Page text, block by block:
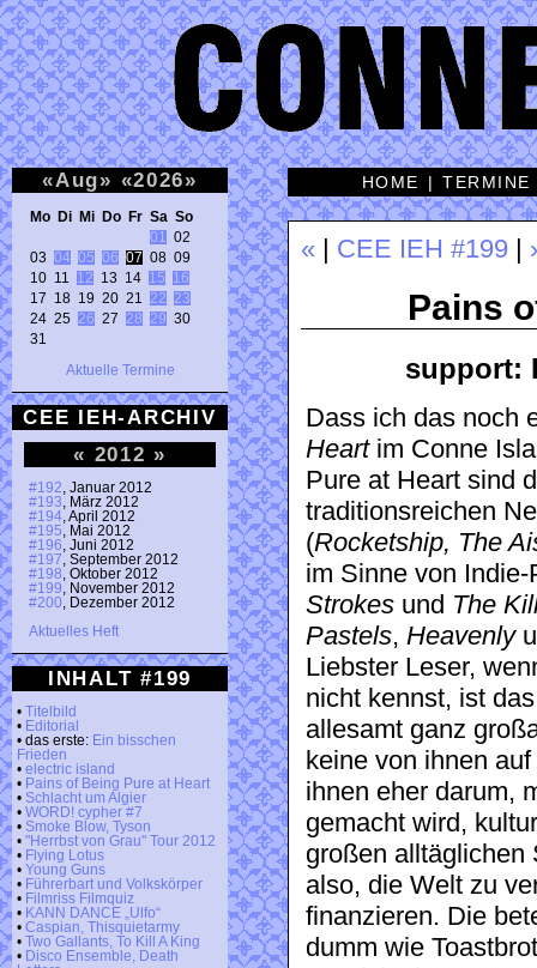
«Aug» «2026»
Mo Di Mi Do Fr Sa So
01
02
03 04 05 06 07 08 09
10 11 12 13 14 15
16
17 18 19 20 21 22
23
24 25 26 27 28 29 30
31
Aktuelle Termine
CEE IEH-ARCHIV
« 2012 »
#192 , Januar 2012
#193 , März 2012
#194 , April 2012
#195 , Mai 2012
#196 , Juni 2012
#197 , September 2012
#198 , Oktober 2012
#199 , November 2012
#200 , Dezember 2012
Aktuelles Heft
INHALT #199
• Titelbild
• Editorial
• das erste: Ein bisschen
Frieden
• electric island
• Pains of Being Pure at Heart
• Schlacht um Algier
• WORD! cypher #7
• Smoke Blow, Tyson
• "Herrbst von Grau" Tour 2012
• Flying Lotus
• Young Guns
• Führerbart und Volkskörper
• Filmriss Filmquiz
• KANN DANCE „Ulfo“
• Caspian, Thisquietarmy
• Two Gallants, To Kill A King
• Disco Ensemble, Death
HOME |TERMINE
« CEE IEH #199
Pains
support:
Dass ich das noch
Heartim Conne
Pure at Heart sind
traditionsreichen
(Rocketship, The
im Sinne von
Strokes und The
Pastels, Heavenly
Liebster Leser,
nicht kennst, ist
allesamt ganz
keine von ihnen
ihnen eher darum,
gemacht wird,
großen alltäglichen
also, die Welt zu
finanzieren. Die
dumm wie